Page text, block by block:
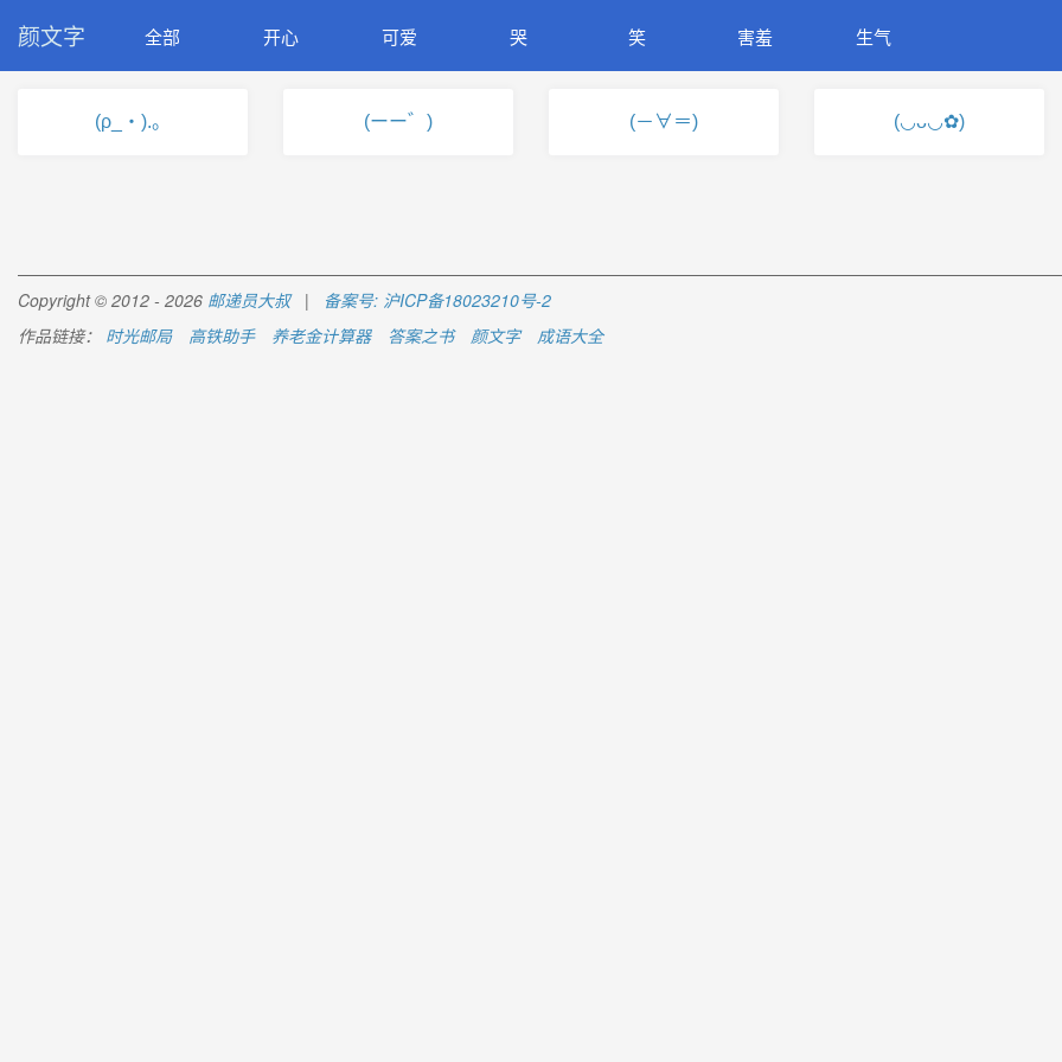
颜文字 全部 开心 可爱 哭 笑 害羞 生气
(ρ_・).。 (ーー゛) (－∀＝) (◡ᴗ◡✿)
Copyright © 2012 - 2026 邮递员大叔| 备案号: 沪ICP备18023210号-2
作品链接： 时光邮局 高铁助手 养老金计算器 答案之书 颜文字 成语大全